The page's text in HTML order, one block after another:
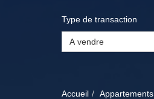
Type de transaction
A vendre
Accueil Appartements